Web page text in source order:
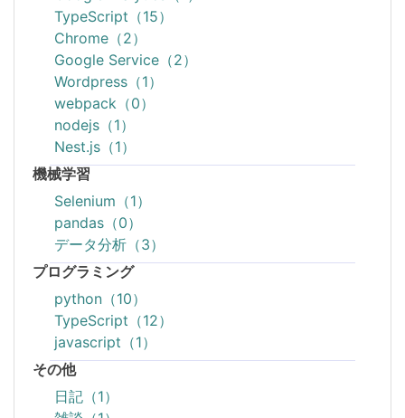
TypeScript（15）
Chrome（2）
Google Service（2）
Wordpress（1）
webpack（0）
nodejs（1）
Nest.js（1）
機械学習
Selenium（1）
pandas（0）
データ分析（3）
プログラミング
python（10）
TypeScript（12）
javascript（1）
その他
日記（1）